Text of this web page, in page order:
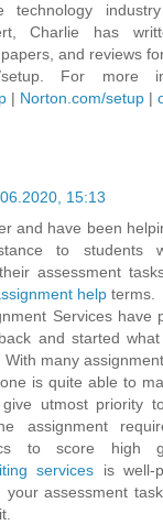
technology
Charlie has
and reviews
setup. For more
| Norton.com/setup |
15:13
and have been
to students
assessment
help terms.
Services have
and started
many
is quite able to
utmost priority
assignment
to score high
services is well-
your assessment